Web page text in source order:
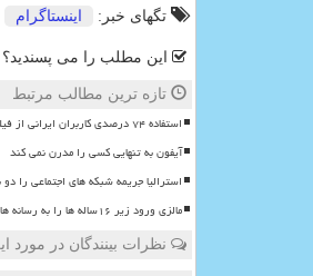
تگهای خبر: اینستاگرام
این مطلب را می پسندید؟
تازه ترین مطالب مرتبط
استفاده ۷۴ درصدی کاربران ایرانی از فیلترشکن
آیفون به تنهایی کسی را مدرن نمی کند
استرالیا جریمه شبکه های اجتماعی را دو
مالزی ورود زیر ۱۶ساله ها را به رسانه های اجتماعی ممنوع می کند
نظرات بینندگان در مورد